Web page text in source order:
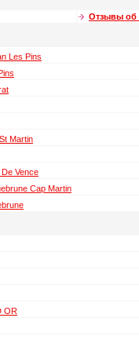
Отзывы об
Les Pins
Martin
Vence
Cap Martin
OR